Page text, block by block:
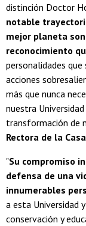
distinción Doctor
notable
mejor planeta
reconocimiento
personalidades
acciones
más que nunca
nuestra
transformación de
Rectora de la
"Su compromiso
defensa de una
innumerables
a esta Universidad
conservación y